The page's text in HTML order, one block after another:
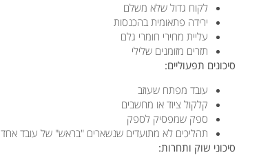
לקוח גדול שלא משלם
ירידה פתאומית בהכנסות
עליית מחירי חומרי גלם
תזרים מזומנים שלילי
סיכונים תפעוליים:
עובד מפתח שעוזב
קלקול ציוד או מחשבים
ספק שמפסיק לספק
תהליכים לא מתועדים שנשארים "בראש" של עובד אחד
סיכוני שוק ותחרות: